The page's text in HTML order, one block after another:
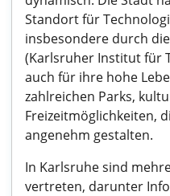
Standort für
insbesondere durch
(Karlsruher Institut für
auch für ihre hohe
zahlreichen Parks,
Freizeitmöglichkeiten,
angenehm gestalten.
In Karlsruhe sind
vertreten, darunter